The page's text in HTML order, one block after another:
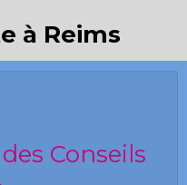
à Reims
Conseils